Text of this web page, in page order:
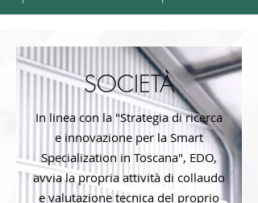
SOCIETÀ
In linea con la "Strategia di ricerca
e innovazione per la Smart
Specialization in Toscana", EDO,
avvia la propria attività di collaudo
e valutazione tecnica del proprio